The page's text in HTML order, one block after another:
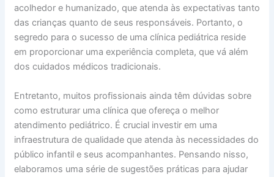
acolhedor e humanizado, que atenda às expectativas tanto
das crianças quanto de seus responsáveis. Portanto, o
segredo para o sucesso de uma clínica pediátrica reside
em proporcionar uma experiência completa, que vá além
dos cuidados médicos tradicionais.
Entretanto, muitos profissionais ainda têm dúvidas sobre
como estruturar uma clínica que ofereça o melhor
atendimento pediátrico. É crucial investir em uma
infraestrutura de qualidade que atenda às necessidades do
público infantil e seus acompanhantes. Pensando nisso,
elaboramos uma série de sugestões práticas para ajudar